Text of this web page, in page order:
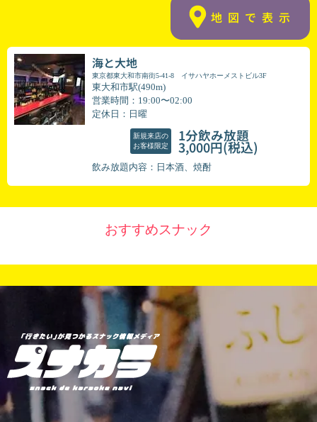
地図で表示
海と大地
東京都東大和市南街5-41-8 イサハヤホーメストビル3F
東大和市駅(490m)
営業時間：19:00〜02:00
定休日：日曜
新規来店の
お客様限定
1分飲み放題
3,000円(税込)
飲み放題内容：日本酒、焼酎
おすすめスナック